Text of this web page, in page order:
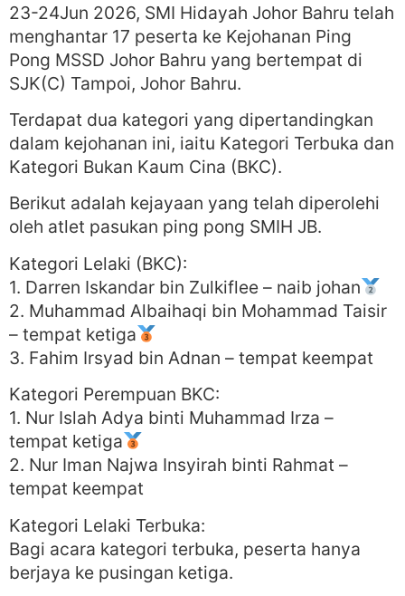
23-24Jun 2026, SMI Hidayah Johor Bahru telah
menghantar 17 peserta ke Kejohanan Ping
Pong MSSD Johor Bahru yang bertempat di
SJK(C) Tampoi, Johor Bahru.
Terdapat dua kategori yang dipertandingkan
dalam kejohanan ini, iaitu Kategori Terbuka dan
Kategori Bukan Kaum Cina (BKC).
Berikut adalah kejayaan yang telah diperolehi
oleh atlet pasukan ping pong SMIH JB.
Kategori Lelaki (BKC):
1. Darren Iskandar bin Zulkiflee – naib johan
2. Muhammad Albaihaqi bin Mohammad Taisir
– tempat ketiga
3. Fahim Irsyad bin Adnan – tempat keempat
Kategori Perempuan BKC:
1. Nur Islah Adya binti Muhammad Irza –
tempat ketiga
2. Nur Iman Najwa Insyirah binti Rahmat –
tempat keempat
Kategori Lelaki Terbuka:
Bagi acara kategori terbuka, peserta hanya
berjaya ke pusingan ketiga.